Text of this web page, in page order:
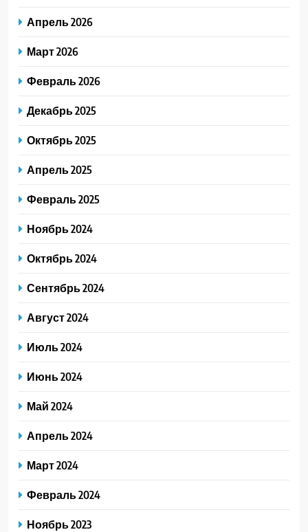
Апрель 2026
Март 2026
Февраль 2026
Декабрь 2025
Октябрь 2025
Апрель 2025
Февраль 2025
Ноябрь 2024
Октябрь 2024
Сентябрь 2024
Август 2024
Июль 2024
Июнь 2024
Май 2024
Апрель 2024
Март 2024
Февраль 2024
Ноябрь 2023